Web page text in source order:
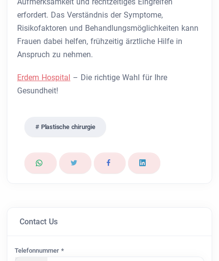
Aufmerksamkeit und rechtzeitiges Eingreifen
erfordert. Das Verständnis der Symptome,
Risikofaktoren und Behandlungsmöglichkeiten kann
Frauen dabei helfen, frühzeitig ärztliche Hilfe in
Anspruch zu nehmen.
Erdem Hospital – Die richtige Wahl für Ihre
Gesundheit!
Plastische chirurgie
Contact Us
Telefonnummer *